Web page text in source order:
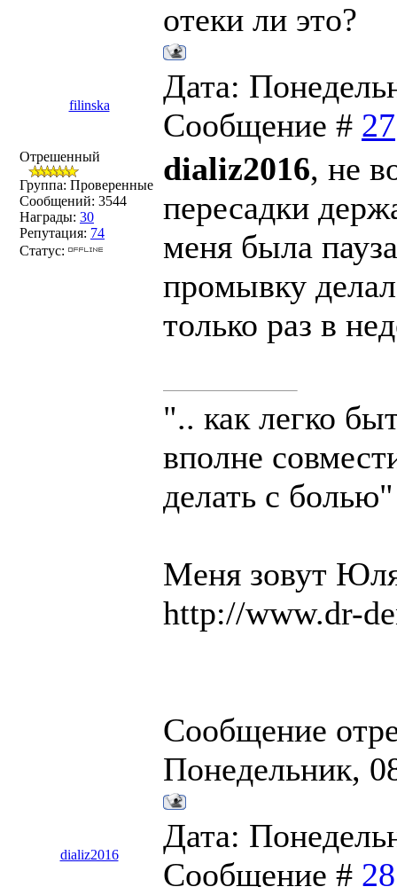
отеки ли это?
filinska
Дата:
Сообщение # 27
Отрешенный
Группа: Проверенные
Сообщений: 3544
Награды: 30
Репутация: 74
Статус:
dializ2016, не
пересадки
меня была
прoмывку
только раз в
".. как легко
вполне
делать с болью"
Меня зовут
http://www.dr-
Сообщение
Понедельник,
dializ2016
Дата:
Сообщение # 28